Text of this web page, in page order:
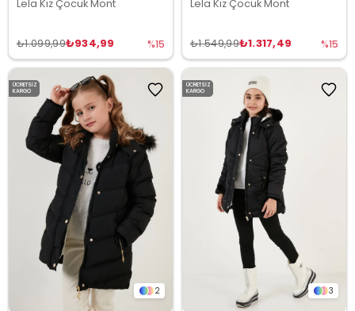
Lela Kız Çocuk Mont
₺934,99
₺1.099,99 %15
Lela Kız Çocuk Mont
₺1.317,49
₺1.549,99 %15
2
ÜCRETSIZ
KARGO
3
ÜCRETSIZ
KARGO